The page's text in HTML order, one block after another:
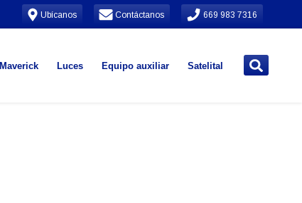
Ubícanos Contáctanos 669 983 7316
Maverick Luces Equipo auxiliar Satelital